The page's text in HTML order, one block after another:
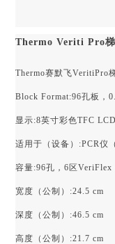
Thermo Veriti Pro
Thermo赛默飞VeritiPro
Block Format:96孔板，
显示:8英寸彩色TFC
适用于（设备）:PCR仪
容量:96孔，6区VeriFlex
宽度（公制）:24.5 cm
深度（公制）:46.5 cm
高度（公制）:21.7 cm